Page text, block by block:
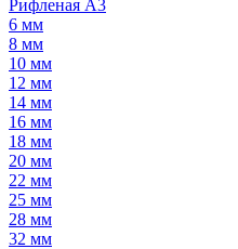
Рифленая А3
6 мм
8 мм
10 мм
12 мм
14 мм
16 мм
18 мм
20 мм
22 мм
25 мм
28 мм
32 мм